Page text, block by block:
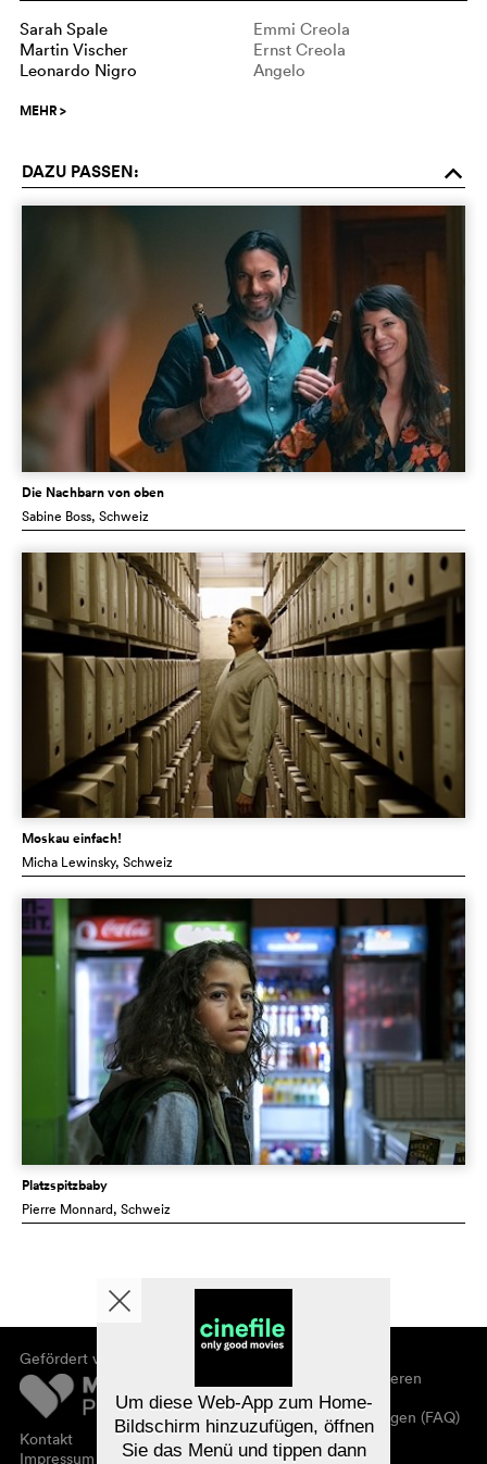
Sarah Spale
Emmi Creola
Martin Vischer
Ernst Creola
Leonardo Nigro
Angelo
MEHR>
DAZU PASSEN: o
Die Nachbarn von oben
Sabine Boss, Schweiz
Moskau einfach!
Micha Lewinsky, Schweiz
Platzspitzbaby
Pierre Monnard, Schweiz
Gefördert von
Kontakt
Impressum
Registrieren/abonnieren
Newsletter
Häufig gestellte Fragen (FAQ)
Gutscheine
Um diese Web-App zum Home-
Bildschirm hinzuzufügen, öffnen
Sie das Menü und tippen dann